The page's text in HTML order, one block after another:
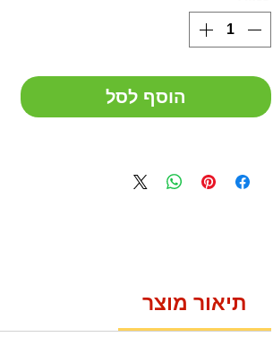
הוסף לסל
תיאור מוצר